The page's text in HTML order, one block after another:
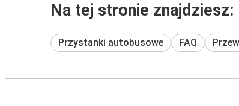
Na tej stronie znajdziesz:
Przystanki autobusowe FAQ